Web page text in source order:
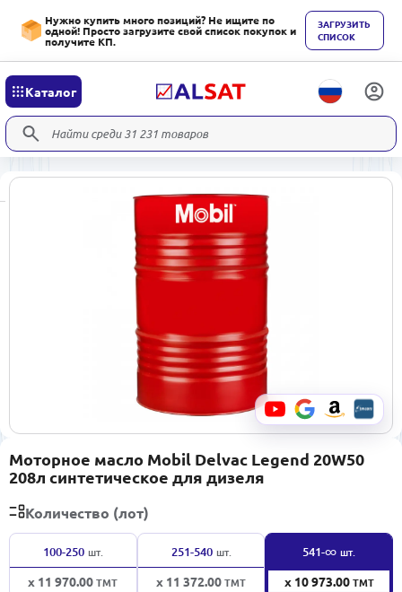
Нужно купить много позиций? Не ищите по
одной! Просто загрузите свой список покупок и
получите КП.
ЗАГРУЗИТЬ
СПИСОК
Каталог
Моторное масло Mobil Delvac Legend 20W50
208л синтетическое для дизеля
Количество (лот)
100-250 шт.
x 11 970.00ТМТ
251-540 шт.
x 11 372.00ТМТ
541-∞ шт.
x 10 973.00ТМТ